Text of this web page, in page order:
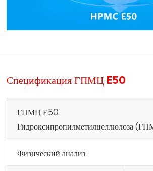
Спецификация ГПМЦ E50
ГПМЦ Е50
Гидроксипропилметилцеллюлоза
Физический анализ